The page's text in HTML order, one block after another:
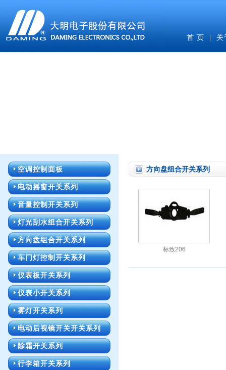
首 页 关
空调控制面板
电动摇窗开关系列
音量控制开关系列
灯光刮水组合开关系列
方向盘组合开关系列
车门灯控制开关系列
仪表板开关系列
仪表小开关系列
雾灯开关系列
电动后视镜开关开关系列
除霜开关系列
行李箱开关系列
方向盘组合开关系列
标致206